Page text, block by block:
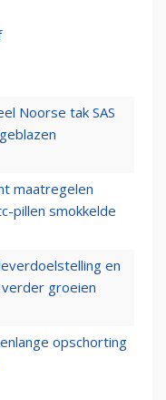
Noorse tak SAS
maatregelen
pillen smokkelde
en
groeien
opschorting